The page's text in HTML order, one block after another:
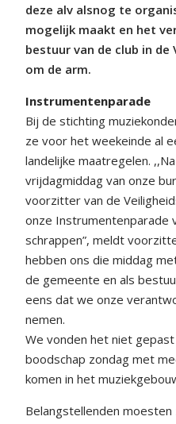
deze alv alsnog te
mogelijk maakt en het
bestuur van de club in
om de arm.
Instrumentenparade
Bij de stichting
ze voor het weekeinde al
landelijke maatregelen.
vrijdagmiddag van onze
voorzitter van de
onze Instrumentenparade
schrappen”, meldt
hebben ons die middag
de gemeente en als
eens dat we onze
nemen.
We vonden het niet gepast
boodschap zondag met
komen in het
Belangstellenden moesten